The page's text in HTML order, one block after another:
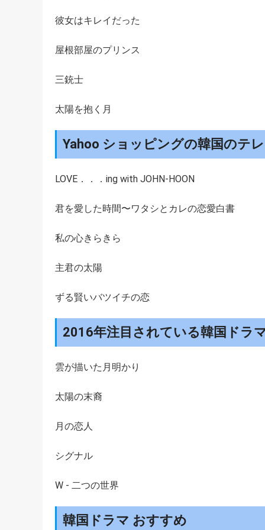
彼女はキレイだった
屋根部屋のプリンス
三銃士
太陽を抱く月
Yahoo ショッピングの韓国のテ
LOVE．．．ing with JOHN-HOON
君を愛した時間〜ワタシとカレの恋愛白書
私の心きらきら
主君の太陽
ずる賢いバツイチの恋
2016年注目されている韓国ドラ
雲が描いた月明かり
太陽の末裔
月の恋人
シグナル
W - 二つの世界
韓国ドラマ おすすめ